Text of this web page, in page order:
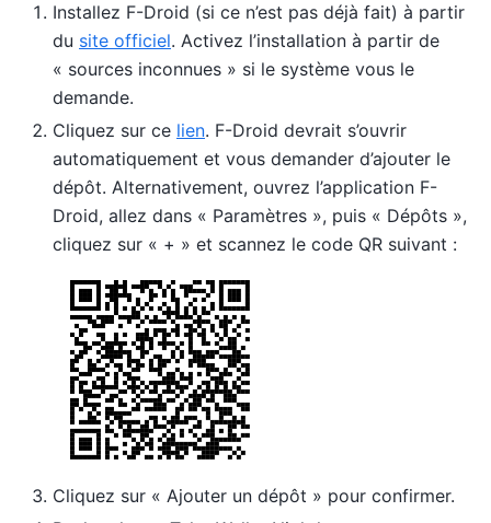
Installez F-Droid (si ce n’est pas déjà fait) à partir
du site officiel. Activez l’installation à partir de
« sources inconnues » si le système vous le
demande.
Cliquez sur ce lien. F-Droid devrait s’ouvrir
automatiquement et vous demander d’ajouter le
dépôt. Alternativement, ouvrez l’application F-
Droid, allez dans « Paramètres », puis « Dépôts »,
cliquez sur « + » et scannez le code QR suivant :
Cliquez sur « Ajouter un dépôt » pour confirmer.